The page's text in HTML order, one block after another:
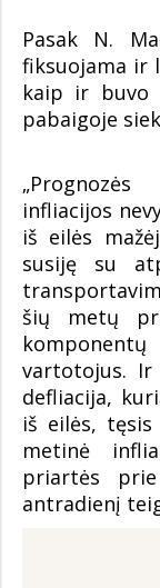
Pasak N.
fiksuojama ir
kaip ir buvo
pabaigoje
infliacijos
iš eilės
susiję su
šių metų
vartotojus.
defliacija,
iš eilės,
metinė
priartės
antradienį